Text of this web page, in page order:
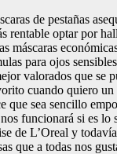
de pestañas
rentable optar por
máscaras
para ojos
valorados que se
cuando quiero
que sea sencillo
funcionará si es
de L’Oreal y
que a todas nos